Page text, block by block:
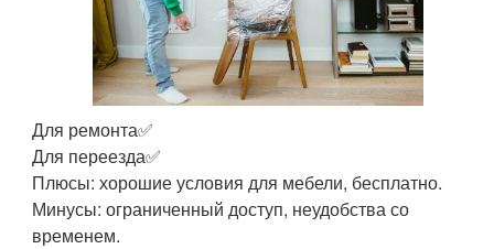
Для ремонта✅
Для переезда✅
Плюсы: хорошие условия для мебели, бесплатно.
Минусы: ограниченный доступ, неудобства со
временем.